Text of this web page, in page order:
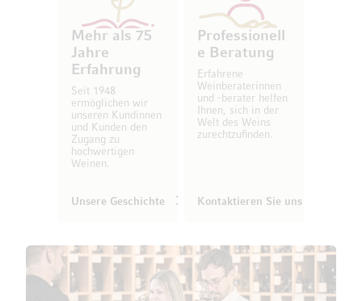
Mehr als 75
Jahre
Erfahrung
Seit 1948
ermöglichen wir
unseren Kundinnen
und Kunden den
Zugang zu
hochwertigen
Weinen.
Unsere Geschichte
Professionell
e Beratung
Erfahrene
Weinberaterinnen
und -berater helfen
Ihnen, sich in der
Welt des Weins
zurechtzufinden.
Kontaktieren Sie uns